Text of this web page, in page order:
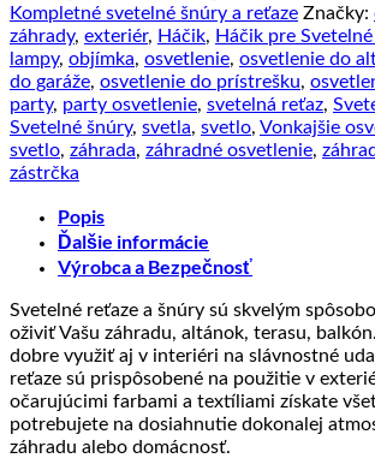
reťaz
s
opálovým
textilným
káblom,
Dĺžka
7.5
metrov
Kompletné svetelné šnúry a reťaze Značky:
záhrady, exteriér, Háčik, Háčik pre
lampy, objímka, osvetlenie, osvetlenie do
do garáže, osvetlenie do prístrešku,
party, party osvetlenie, svetelná reťaz,
Svetelné šnúry, svetla, svetlo, Vonkajšie
svetlo, záhrada, záhradné osvetlenie,
zástrčka
Popis
Ďalšie informácie
Výrobca a Bezpečnosť
Svetelné reťaze a šnúry sú skvelým
oživiť Vašu záhradu, altánok, terasu,
dobre využiť aj v interiéri na slávnostné
reťaze sú prispôsobené na použitie v
očarujúcimi farbami a textíliami získate
potrebujete na dosiahnutie dokonalej
záhradu alebo domácnosť.